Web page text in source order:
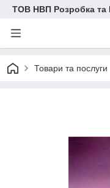
ТОВ НВП Розробка та
Товари та послуги